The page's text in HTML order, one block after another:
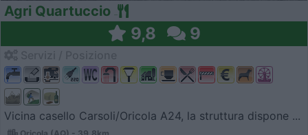
Agri Quartuccio
9,8 9
Vicina casello Carsoli/Oricola A24, la struttura dispone ...